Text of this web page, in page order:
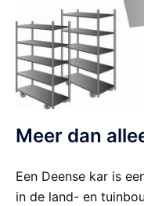
Meer dan
Een Deense kar is
in de land- en